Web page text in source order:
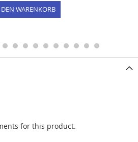
WARENKORB
for this product.